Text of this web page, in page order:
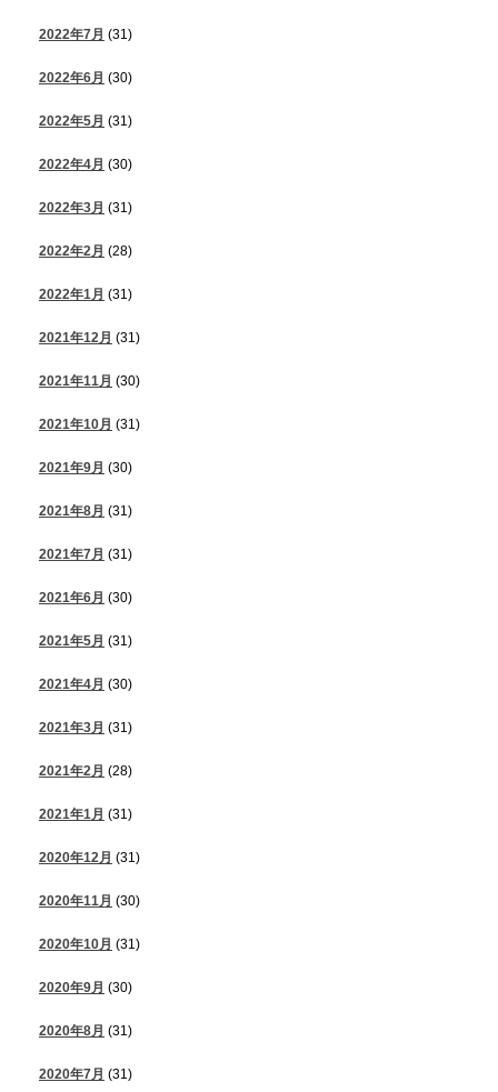
2022年7月 (31)
2022年6月 (30)
2022年5月 (31)
2022年4月 (30)
2022年3月 (31)
2022年2月 (28)
2022年1月 (31)
2021年12月 (31)
2021年11月 (30)
2021年10月 (31)
2021年9月 (30)
2021年8月 (31)
2021年7月 (31)
2021年6月 (30)
2021年5月 (31)
2021年4月 (30)
2021年3月 (31)
2021年2月 (28)
2021年1月 (31)
2020年12月 (31)
2020年11月 (30)
2020年10月 (31)
2020年9月 (30)
2020年8月 (31)
2020年7月 (31)